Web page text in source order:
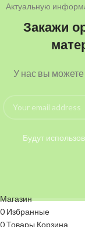
Актуальную
Закажи
У нас вы можете
Будут
Магазин
0 Избранные
0Товары Корзина